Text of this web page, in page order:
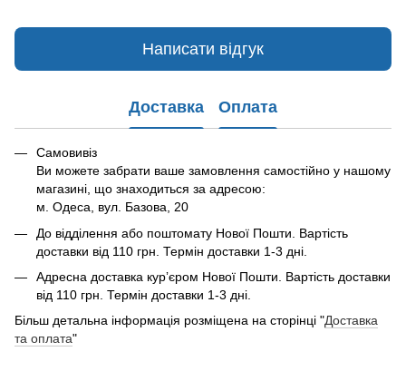
Написати відгук
Доставка Оплата
Самовивіз
Ви можете забрати ваше замовлення самостійно у нашому
магазині, що знаходиться за адресою:
м. Одеса, вул. Базова, 20
До відділення або поштомату Нової Пошти. Вартість
доставки від 110 грн. Термін доставки 1-3 дні.
Адресна доставка курʼєром Нової Пошти. Вартість доставки
від 110 грн. Термін доставки 1-3 дні.
Більш детальна інформація розміщена на сторінці "Доставка
та оплата"